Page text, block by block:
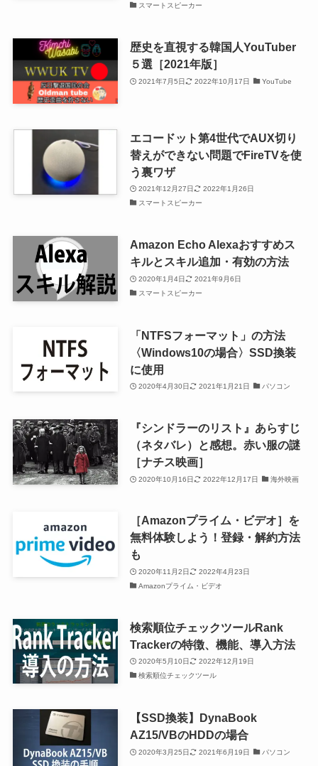
スマートスピーカー
歴史を直視する韓国人YouTuber
５選［2021年版］
2021年7月5日 2022年10月17日 YouTube
エコードット第4世代でAUX切り
替えができない問題でFireTVを使
う裏ワザ
2021年12月27日
2022年1月26日
スマートスピーカー
Amazon Echo Alexaおすすめス
キルとスキル追加・有効の方法
2020年1月4日
2021年9月6日
スマートスピーカー
「NTFSフォーマット」の方法
〈Windows10の場合〉SSD換装
に使用
2020年4月30日 2021年1月21日 パソコン
『シンドラーのリスト』あらすじ
（ネタバレ）と感想。赤い服の謎
［ナチス映画］
2020年10月16日 2022年12月17日 海外映画
［Amazonプライム・ビデオ］を
無料体験しよう！登録・解約方法
も
2020年11月2日
2022年4月23日
Amazonプライム・ビデオ
検索順位チェックツールRank
Trackerの特徴、機能、導入方法
2020年5月10日
2022年12月19日
検索順位チェックツール
【SSD換装】DynaBook
AZ15/VBのHDDの場合
2020年3月25日 2021年6月19日 パソコン